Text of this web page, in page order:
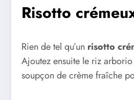
Risotto
Rien de tel qu’un risotto
Ajoutez ensuite le riz
soupçon de crème fraîche